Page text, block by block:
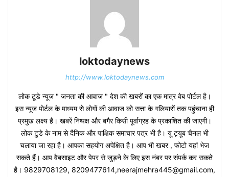
loktodaynews
http://www.loktodaynews.com
लोक टूडे न्यूज " जनता की आवाज " देश की खबरों का एक मात्र वेब पोर्टल है।
इस न्यूज पोर्टल के माध्यम से लोगों की आवाज को सत्ता के गलियारों तक पहुंचाना ही
प्रमुख लक्ष्य है। खबरें निष्पक्ष और बगैर किसी पूर्वाग्रह के प्रकाशित की जाएगी।
लोक टुडे के नाम से दैनिक और पाक्षिक समाचार पत्र भी है। यू ट्यूब चैनल भी
चलाया जा रहा है। आपका सहयोग अपेक्षित है। आप भी खबर , फोटो यहां भेज
सकते हैं। आप वैबसाइट और पेपर से जुड़ने के लिए इस नंबर पर संपर्क कर सकते
है। 9829708129, 8209477614,neerajmehra445@gmail.com,